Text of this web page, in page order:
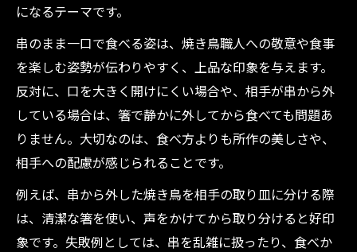
になるテーマです。
串のまま一口で食べる姿は、焼き鳥職人への敬意や食事
を楽しむ姿勢が伝わりやすく、上品な印象を与えます。
反対に、口を大きく開けにくい場合や、相手が串から外
している場合は、箸で静かに外してから食べても問題あ
りません。大切なのは、食べ方よりも所作の美しさや、
相手への配慮が感じられることです。
例えば、串から外した焼き鳥を相手の取り皿に分ける際
は、清潔な箸を使い、声をかけてから取り分けると好印
象です。失敗例としては、串を乱雑に扱ったり、食べか